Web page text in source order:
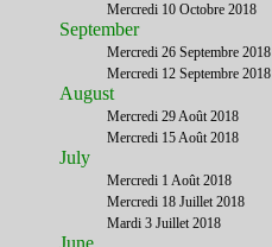
Mercredi 10 Octobre 2018
September
Mercredi 26 Septembre 2018
Mercredi 12 Septembre 2018
August
Mercredi 29 Août 2018
Mercredi 15 Août 2018
July
Mercredi 1 Août 2018
Mercredi 18 Juillet 2018
Mardi 3 Juillet 2018
June